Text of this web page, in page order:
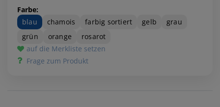
Farbe:
blau
chamois farbig sortiert gelb
grau
grün
orange
rosarot
auf die Merkliste setzen
Frage zum Produkt